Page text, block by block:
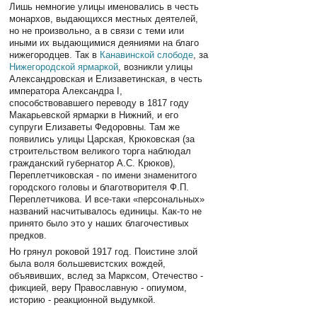
Лишь немногие улицы именовались в честь
монархов, выдающихся местных деятелей,
но не произвольно, а в связи с теми или
иными их выдающимися деяниями на благо
нижегородцев. Так в Канавинской слободе , за
Нижегородской ярмаркой , возникли улицы
Александровская и Елизаветинская, в честь
императора Александра I,
способствовавшего переводу в 1817 году
Макарьевской ярмарки в Нижний, и его
супруги Елизаветы Федоровны. Там же
появились улицы Царская, Крюковская (за
строительством великого торга наблюдал
гражданский губернатор А.С. Крюков),
Переплетчиковская - по имени знаменитого
городского головы и благотворителя Ф.П.
Переплетчикова. И все-таки «персональных»
названий насчитывалось единицы. Как-то не
принято было это у наших благочестивых
предков.
Но грянул роковой 1917 год. Поистине злой
была воля большевистских вождей,
объявивших, вслед за Марксом, Отечество -
фикцией, веру Православную - опиумом,
историю - реакционной выдумкой.